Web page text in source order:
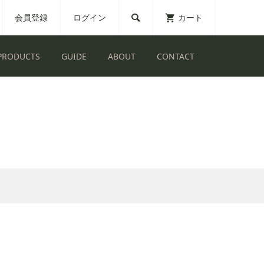
会員登録 ログイン  カート
GUIDE ABOUT CONTACT